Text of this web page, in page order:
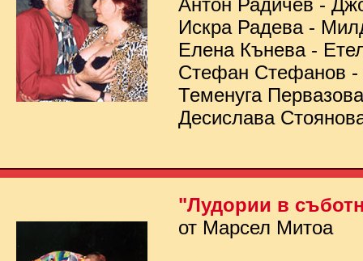
Антон Радичев -
Искра Радева -
Елена Кънева -
Стефан Стефанов
Теменуга
Десислава
"Лудории в
от Марсел Митоа